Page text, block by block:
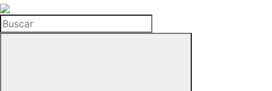
La
Hemeroteca
del
Buscar